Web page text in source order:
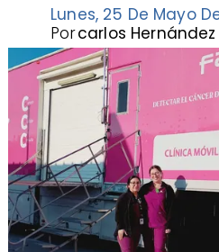
Lunes, 25 De Mayo
carlos Hernández
Por